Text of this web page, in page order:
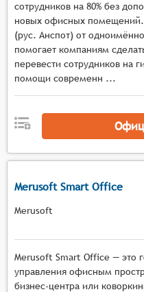
автоматизация
поддержку
(банковские
предоплаченные
отображение в
управление
шлагбаумами на
сотрудников на 80% без
новых офисных
(рус. Анспот) от
помогает компаниям
перевести сотрудников на
помощи современн ...
Merusoft Smart Office
Merusoft
Merusoft Smart Office — это
управления офисным
бизнес-центра или